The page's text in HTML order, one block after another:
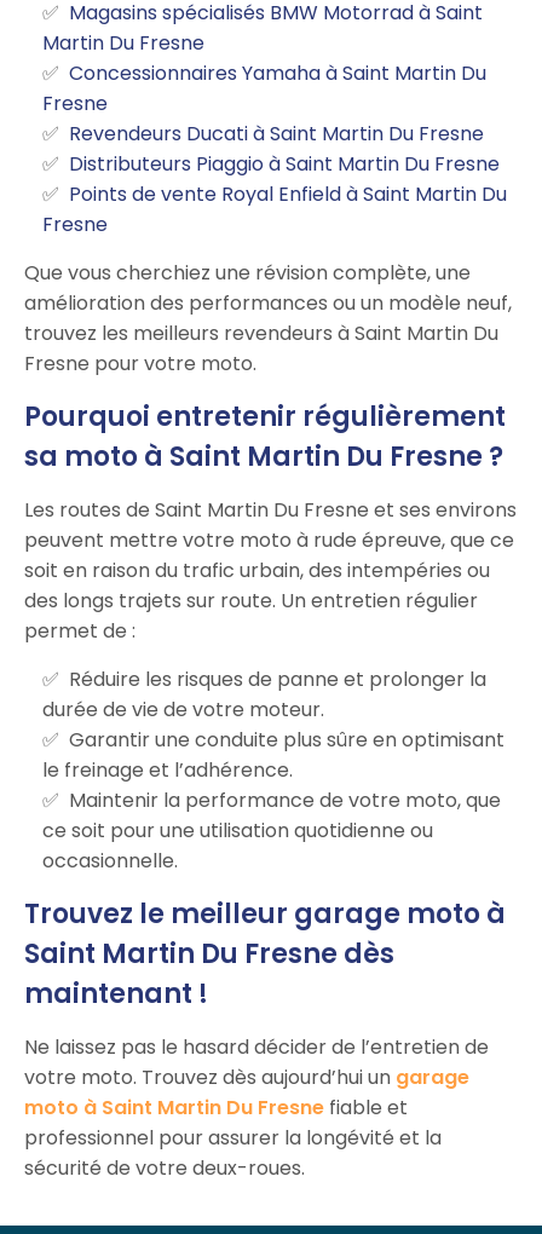
Magasins spécialisés BMW Motorrad à Saint
Martin Du Fresne
Concessionnaires Yamaha à Saint Martin Du
Fresne
Revendeurs Ducati à Saint Martin Du Fresne
Distributeurs Piaggio à Saint Martin Du Fresne
Points de vente Royal Enfield à Saint Martin Du
Fresne
Que vous cherchiez une révision complète, une
amélioration des performances ou un modèle neuf,
trouvez les meilleurs revendeurs à Saint Martin Du
Fresne pour votre moto.
Pourquoi entretenir régulièrement
sa moto à Saint Martin Du Fresne ?
Les routes de Saint Martin Du Fresne et ses environs
peuvent mettre votre moto à rude épreuve, que ce
soit en raison du trafic urbain, des intempéries ou
des longs trajets sur route. Un entretien régulier
permet de :
Réduire les risques de panne et prolonger la
durée de vie de votre moteur.
Garantir une conduite plus sûre en optimisant
le freinage et l’adhérence.
Maintenir la performance de votre moto, que
ce soit pour une utilisation quotidienne ou
occasionnelle.
Trouvez le meilleur garage moto à
Saint Martin Du Fresne dès
maintenant !
Ne laissez pas le hasard décider de l’entretien de
votre moto. Trouvez dès aujourd’hui un garage
moto à Saint Martin Du Fresne fiable et
professionnel pour assurer la longévité et la
sécurité de votre deux-roues.